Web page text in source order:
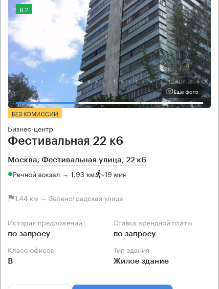
8.2
Еще фото
БЕЗ КОМИССИИ
Бизнес-центр
Фестивальная 22 к6
Москва, Фестивальная улица, 22 к6
Речной вокзал → 1.93 км ~19 мин
1.44 км → Зеленоградская улица
История предложений
по запросу
Ставка арендной платы
по запросу
Класс офисов
B
Тип здания
Жилое здание